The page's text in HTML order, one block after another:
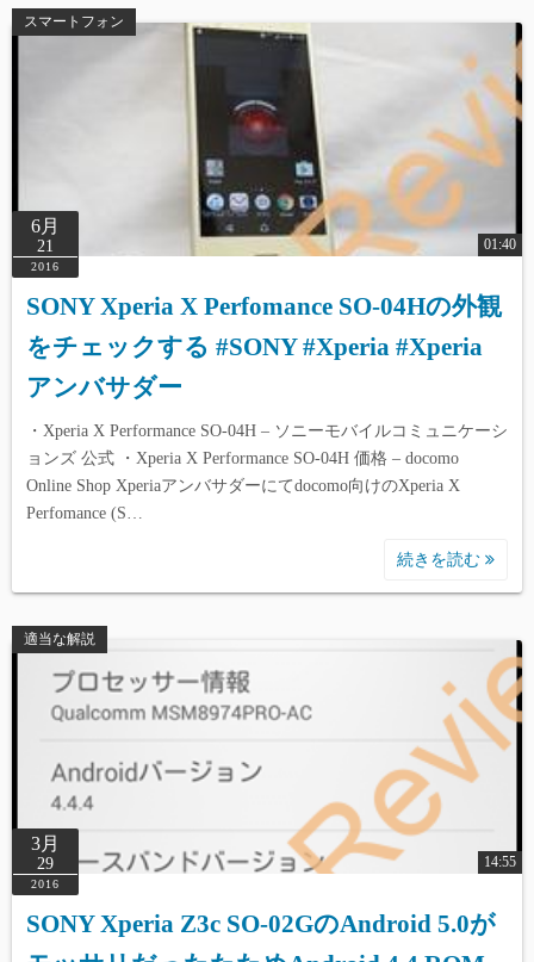
スマートフォン
6月
21
2016
01:40
SONY Xperia X Perfomance SO-04Hの外観
をチェックする #SONY #Xperia #Xperia
アンバサダー
・Xperia X Performance SO-04H – ソニーモバイルコミュニケーシ
ョンズ 公式 ・Xperia X Performance SO-04H 価格 – docomo
Online Shop Xperiaアンバサダーにてdocomo向けのXperia X
Perfomance (S…
続きを読む
適当な解説
3月
29
2016
14:55
SONY Xperia Z3c SO-02GのAndroid 5.0が